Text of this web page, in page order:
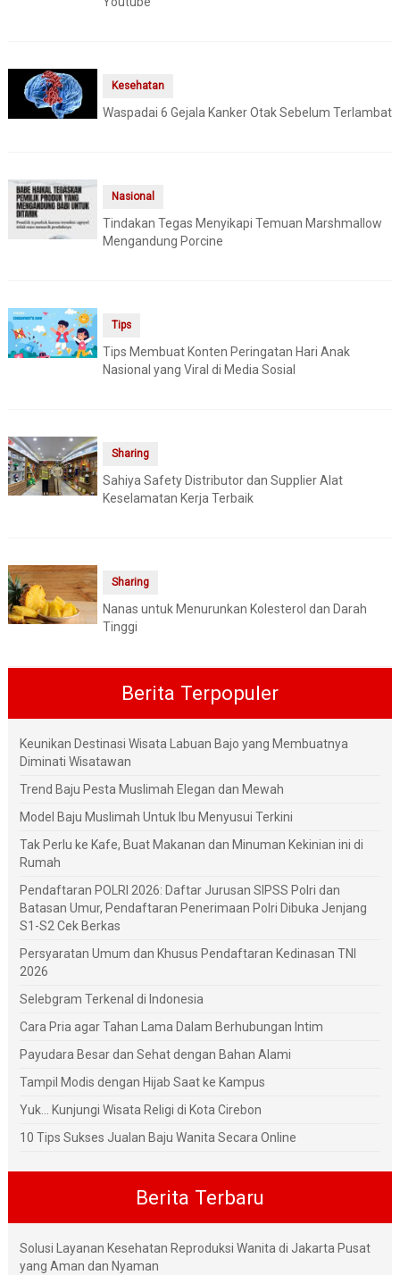
Kesehatan
Waspadai 6 Gejala Kanker Otak Sebelum Terlambat
Nasional
Tindakan Tegas Menyikapi Temuan Marshmallow
Mengandung Porcine
Tips
Tips Membuat Konten Peringatan Hari Anak
Nasional yang Viral di Media Sosial
Sharing
Sahiya Safety Distributor dan Supplier Alat
Keselamatan Kerja Terbaik
Sharing
Nanas untuk Menurunkan Kolesterol dan Darah
Tinggi
Berita Terpopuler
Keunikan Destinasi Wisata Labuan Bajo yang Membuatnya
Diminati Wisatawan
Trend Baju Pesta Muslimah Elegan dan Mewah
Model Baju Muslimah Untuk Ibu Menyusui Terkini
Tak Perlu ke Kafe, Buat Makanan dan Minuman Kekinian ini di
Rumah
Pendaftaran POLRI 2026: Daftar Jurusan SIPSS Polri dan
Batasan Umur, Pendaftaran Penerimaan Polri Dibuka Jenjang
S1-S2 Cek Berkas
Persyaratan Umum dan Khusus Pendaftaran Kedinasan TNI
2026
Selebgram Terkenal di Indonesia
Cara Pria agar Tahan Lama Dalam Berhubungan Intim
Payudara Besar dan Sehat dengan Bahan Alami
Tampil Modis dengan Hijab Saat ke Kampus
Yuk... Kunjungi Wisata Religi di Kota Cirebon
10 Tips Sukses Jualan Baju Wanita Secara Online
Berita Terbaru
Solusi Layanan Kesehatan Reproduksi Wanita di Jakarta Pusat
yang Aman dan Nyaman